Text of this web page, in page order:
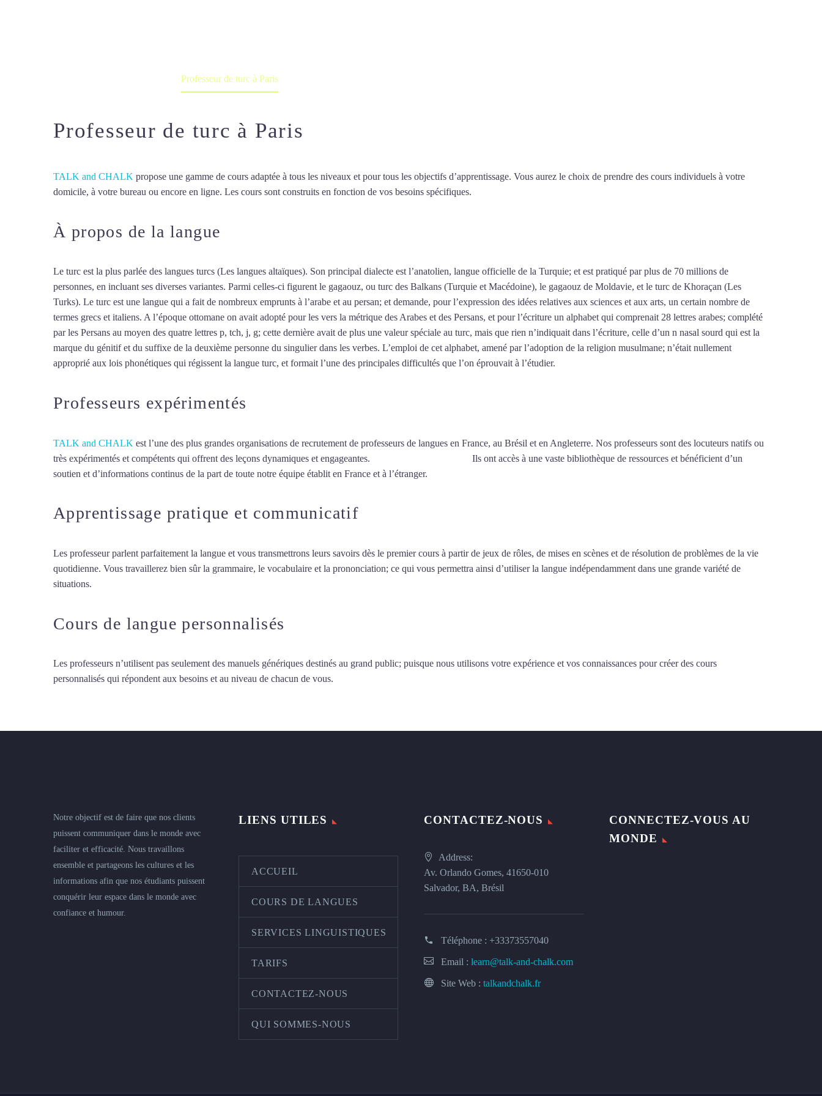
Professeur de turc à Paris
Professeur de turc à Paris
TALK and CHALK propose une gamme de cours adaptée à tous les niveaux et pour tous les objectifs d’apprentissage. Vous aurez le choix de prendre des cours individuels à votre
domicile, à votre bureau ou encore en ligne. Les cours sont construits en fonction de vos besoins spécifiques.
À propos de la langue
Le turc est la plus parlée des langues turcs (Les langues altaïques). Son principal dialecte est l’anatolien, langue officielle de la Turquie; et est pratiqué par plus de 70 millions de
personnes, en incluant ses diverses variantes. Parmi celles-ci figurent le gagaouz, ou turc des Balkans (Turquie et Macédoine), le gagaouz de Moldavie, et le turc de Khoraçan (Les
Turks). Le turc est une langue qui a fait de nombreux emprunts à l’arabe et au persan; et demande, pour l’expression des idées relatives aux sciences et aux arts, un certain nombre de
termes grecs et italiens. A l’époque ottomane on avait adopté pour les vers la métrique des Arabes et des Persans, et pour l’écriture un alphabet qui comprenait 28 lettres arabes; complété
par les Persans au moyen des quatre lettres p, tch, j, g; cette dernière avait de plus une valeur spéciale au turc, mais que rien n’indiquait dans l’écriture, celle d’un n nasal sourd qui est la
marque du génitif et du suffixe de la deuxième personne du singulier dans les verbes. L’emploi de cet alphabet, amené par l’adoption de la religion musulmane; n’était nullement
approprié aux lois phonétiques qui régissent la langue turc, et formait l’une des principales difficultés que l’on éprouvait à l’étudier.
Professeurs expérimentés
TALK and CHALK est l’une des plus grandes organisations de recrutement de professeurs de langues en France, au Brésil et en Angleterre. Nos professeurs sont des locuteurs natifs ou
très expérimentés et compétents qui offrent des leçons dynamiques et engageantes.
Ils ont accès à une vaste bibliothèque de ressources et bénéficient d’un
soutien et d’informations continus de la part de toute notre équipe établit en France et à l’étranger.
Apprentissage pratique et communicatif
Les professeur parlent parfaitement la langue et vous transmettrons leurs savoirs dès le premier cours à partir de jeux de rôles, de mises en scènes et de résolution de problèmes de la vie
quotidienne. Vous travaillerez bien sûr la grammaire, le vocabulaire et la prononciation; ce qui vous permettra ainsi d’utiliser la langue indépendamment dans une grande variété de
situations.
Cours de langue personnalisés
Les professeurs n’utilisent pas seulement des manuels génériques destinés au grand public; puisque nous utilisons votre expérience et vos connaissances pour créer des cours
personnalisés qui répondent aux besoins et au niveau de chacun de vous.
Notre objectif est de faire que nos clients
puissent communiquer dans le monde avec
faciliter et efficacité. Nous travaillons
ensemble et partageons les cultures et les
informations afin que nos étudiants puissent
conquérir leur espace dans le monde avec
confiance et humour.
LIENS UTILES
ACCUEIL
COURS DE LANGUES
SERVICES LINGUISTIQUES
TARIFS
CONTACTEZ-NOUS
QUI SOMMES-NOUS
CONTACTEZ-NOUS
Address:
Av. Orlando Gomes, 41650-010
Salvador, BA, Brésil
Téléphone : +33373557040
Email : learn@talk-and-chalk.com
Site Web : talkandchalk.fr
CONNECTEZ-VOUS AU
MONDE